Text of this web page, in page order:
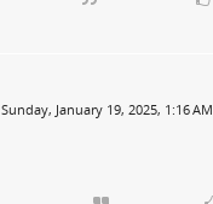
Sunday, January 19, 2025, 1:16 AM